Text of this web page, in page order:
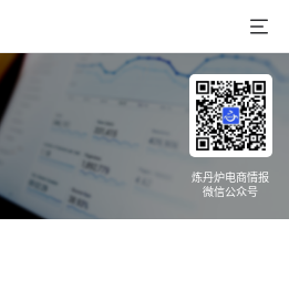
炼丹炉电商情报
微信公众号